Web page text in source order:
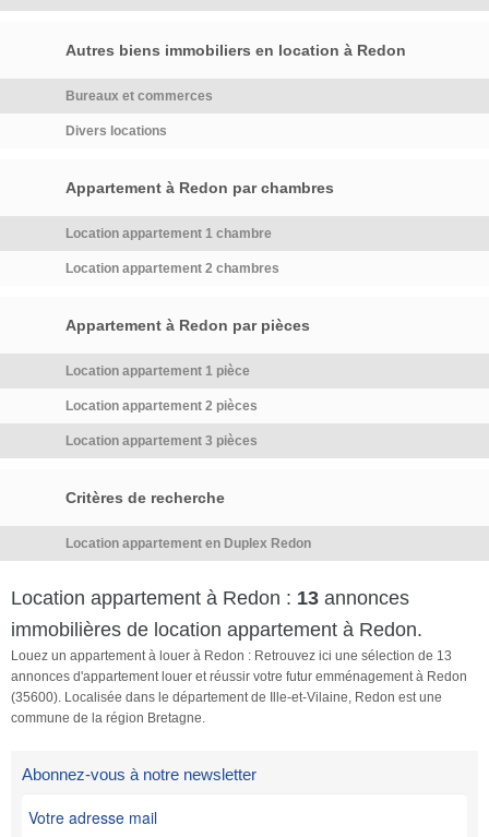
votre dossier […] Voir
avec lavabo. Fenêtres neuves
inertie récents.Les
Autres biens immobiliers en location à Redon
Bureaux et commerces
Divers locations
Appartement à Redon par chambres
Location appartement 1 chambre
Location appartement 2 chambres
Appartement à Redon par pièces
Location appartement 1 pièce
Location appartement 2 pièces
Location appartement 3 pièces
Critères de recherche
Location appartement en Duplex Redon
Location appartement à Redon : 13 annonces
immobilières de location appartement à Redon.
Louez un appartement à louer à Redon : Retrouvez ici une sélection de 13
annonces d'appartement louer et réussir votre futur emménagement à Redon
(35600). Localisée dans le département de Ille-et-Vilaine, Redon est une
commune de la région Bretagne.
Abonnez-vous à notre newsletter